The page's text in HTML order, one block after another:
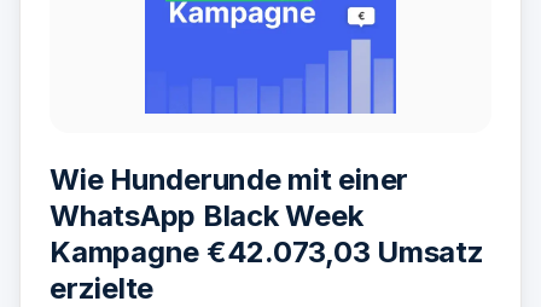
Wie Hunderunde mit einer
WhatsApp Black Week
Kampagne €42.073,03 Umsatz
erzielte